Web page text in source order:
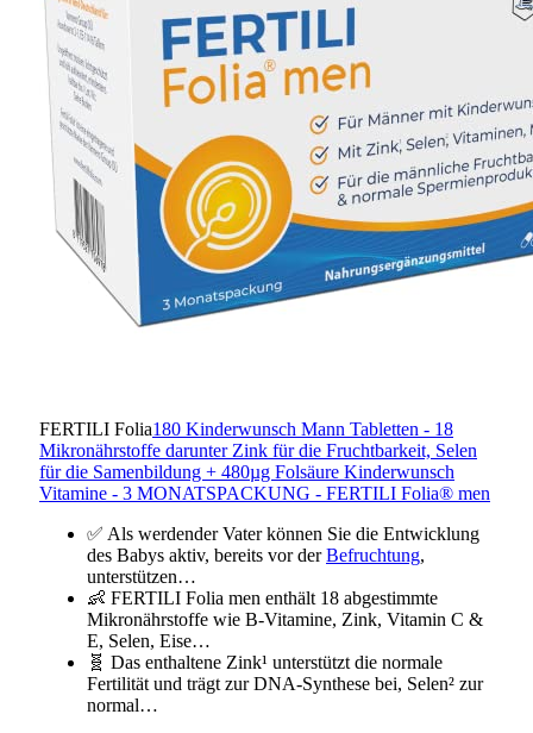
FERTILI Folia180 Kinderwunsch Mann Tabletten - 18
Mikronährstoffe darunter Zink für die Fruchtbarkeit, Selen
für die Samenbildung + 480µg Folsäure Kinderwunsch
Vitamine - 3 MONATSPACKUNG - FERTILI Folia® men
✅ Als werdender Vater können Sie die Entwicklung
des Babys aktiv, bereits vor derBefruchtung,
unterstützen…
👶 FERTILI Folia men enthält 18 abgestimmte
Mikronährstoffe wie B-Vitamine, Zink, Vitamin C &
E, Selen, Eise…
🧬 Das enthaltene Zink¹ unterstützt die normale
Fertilität und trägt zur DNA-Synthese bei, Selen² zur
normal…